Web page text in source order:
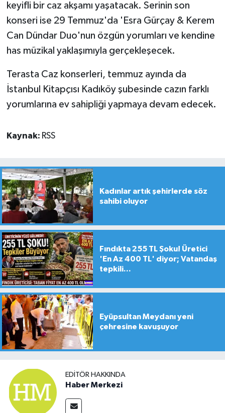
keyifli bir caz akşamı yaşatacak. Serinin son
konseri ise 29 Temmuz'da 'Esra Gürçay & Kerem
Can Dündar Duo'nun özgün yorumları ve kendine
has müzikal yaklaşımıyla gerçekleşecek.
Terasta Caz konserleri, temmuz ayında da
İstanbul Kitapçısı Kadıköy şubesinde cazın farklı
yorumlarına ev sahipliği yapmaya devam edecek.
Kaynak: RSS
Kadınlar artık şehirlerde söz
sahibi oluyor
Fındıkta 255 TL Şoku! Üretici
'En Az 400 TL' diyor; Vatandaş
tepkili...
Eyüpsultan Meydanı yeni
çehresine kavuşuyor
EDITÖR HAKKINDA
Haber Merkezi